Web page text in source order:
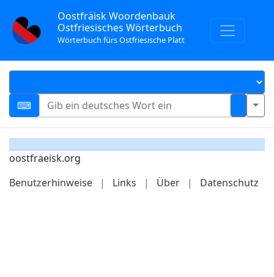
Oostfräisk Woordenbauk
Ostfriesisches Wörterbuch
Wörterbuch fürs Ostfriesische Platt
oostfraeisk.org
Benutzerhinweise
| Links | Über | Datenschutz